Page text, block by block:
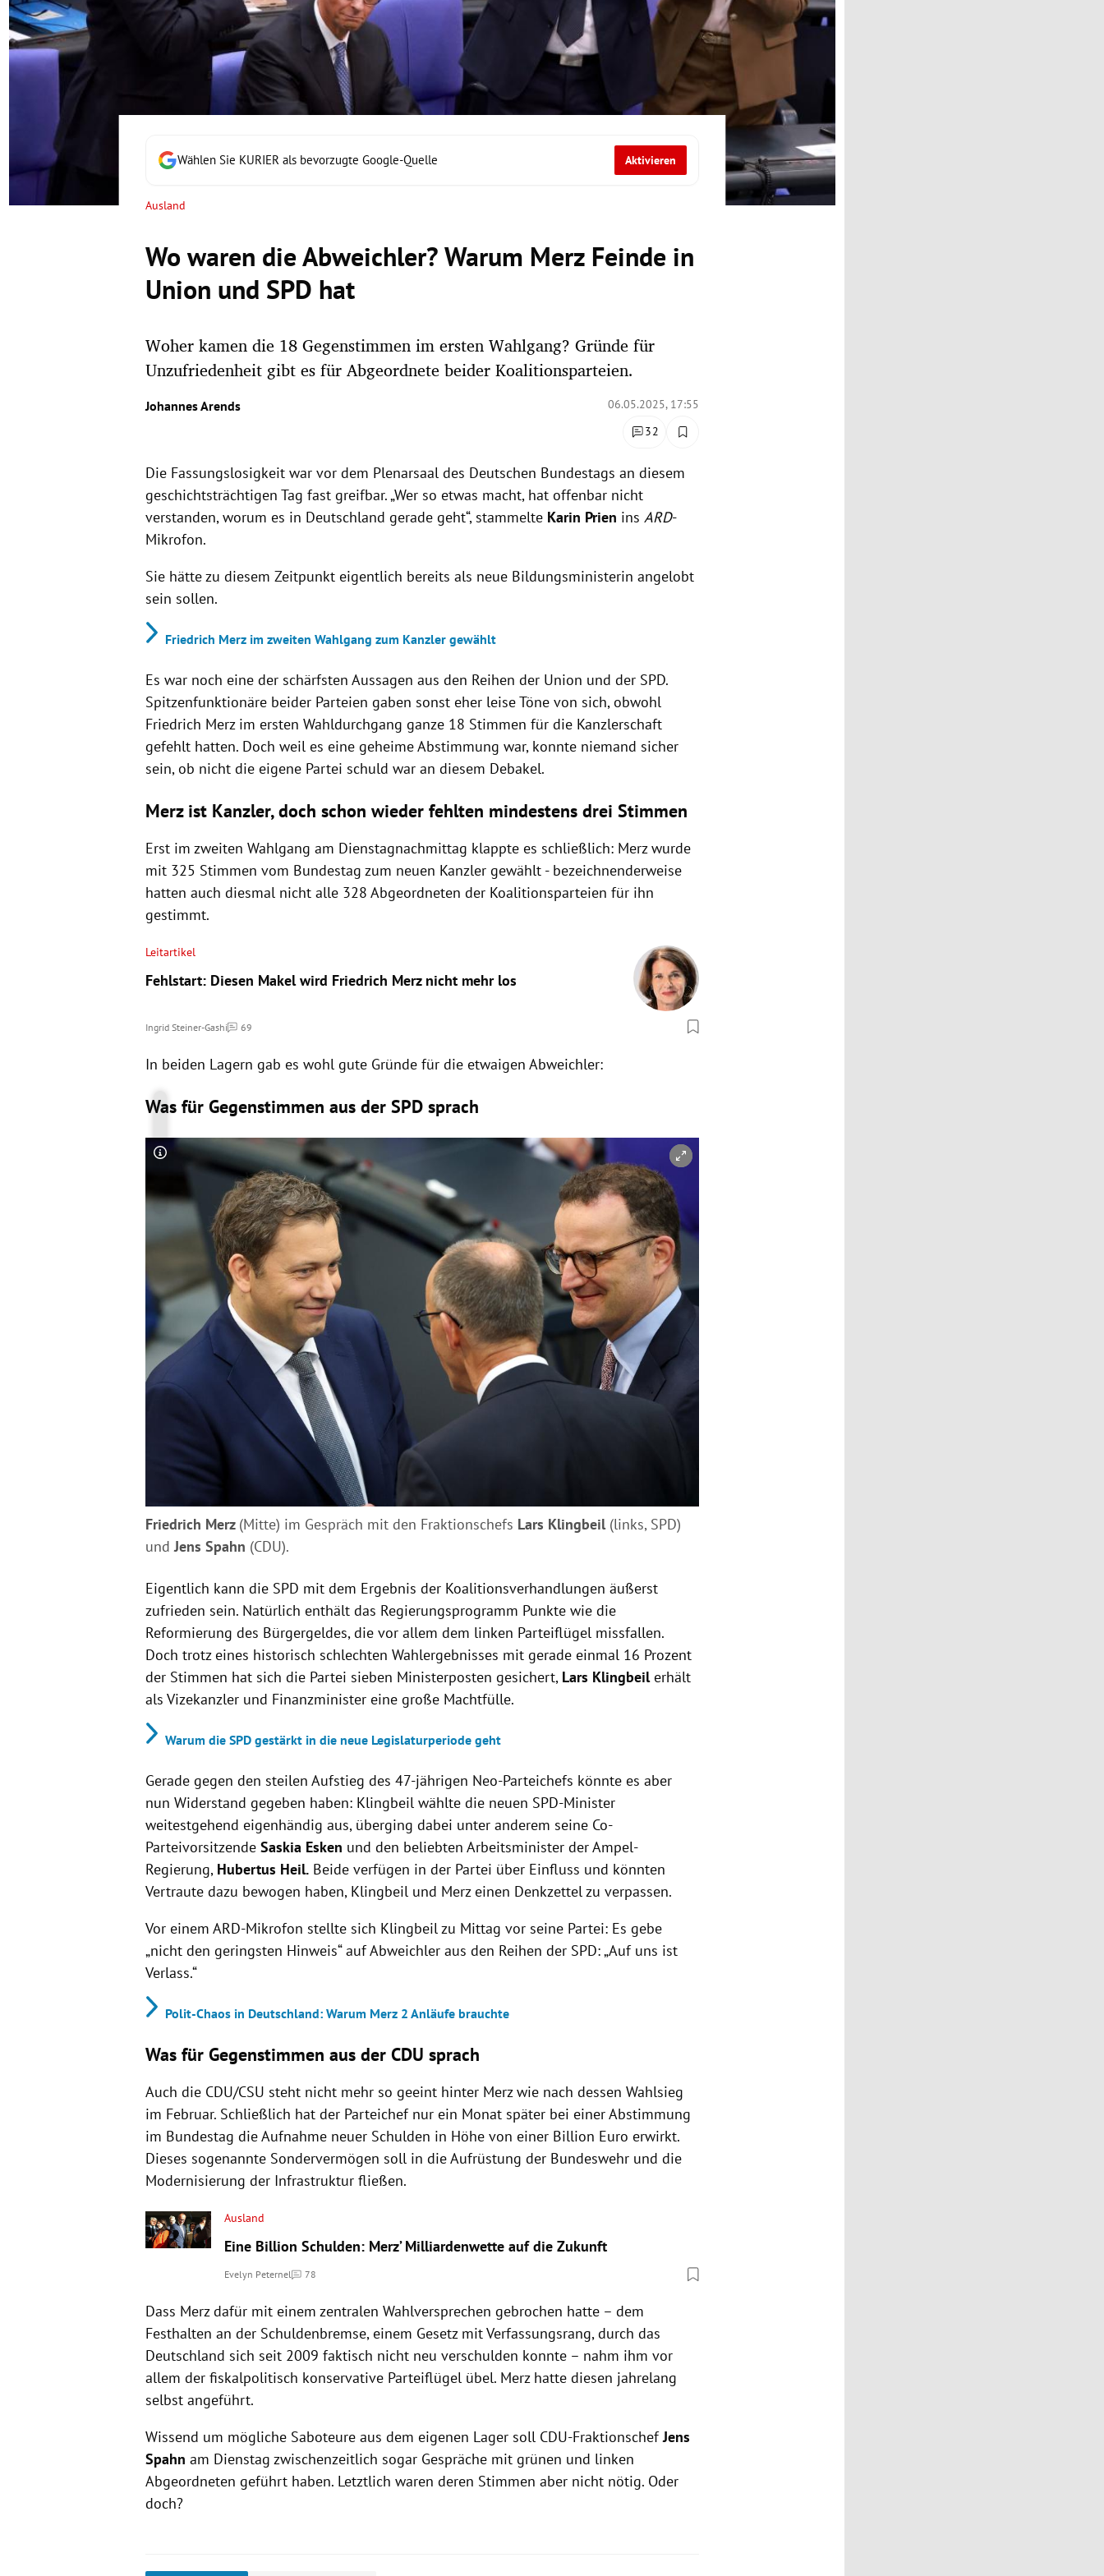
Untermenü
Untermenü
Untermenü
Untermenü
Wählen Sie KURIER als bevorzugte Google-Quelle Aktivieren
Ausland
Wo waren die Abweichler? Warum Merz Feinde in
Union und SPD hat
Woher kamen die 18 Gegenstimmen im ersten Wahlgang? Gründe für
Unzufriedenheit gibt es für Abgeordnete beider Koalitionsparteien.
Johannes Arends
06.05.2025, 17:55
32
Die Fassungslosigkeit war vor dem Plenarsaal des Deutschen Bundestags an diesem
geschichtsträchtigen Tag fast greifbar. „Wer so etwas macht, hat offenbar nicht
verstanden, worum es in Deutschland gerade geht“, stammelte Karin Prien ins ARD-
Mikrofon.
Sie hätte zu diesem Zeitpunkt eigentlich bereits als neue Bildungsministerin angelobt
sein sollen.
Friedrich Merz im zweiten Wahlgang zum Kanzler gewählt
Es war noch eine der schärfsten Aussagen aus den Reihen der Union und der SPD.
Spitzenfunktionäre beider Parteien gaben sonst eher leise Töne von sich, obwohl
Friedrich Merz im ersten Wahldurchgang ganze 18 Stimmen für die Kanzlerschaft
gefehlt hatten. Doch weil es eine geheime Abstimmung war, konnte niemand sicher
sein, ob nicht die eigene Partei schuld war an diesem Debakel.
Merz ist Kanzler, doch schon wieder fehlten mindestens drei Stimmen
Erst im zweiten Wahlgang am Dienstagnachmittag klappte es schließlich: Merz wurde
mit 325 Stimmen vom Bundestag zum neuen Kanzler gewählt - bezeichnenderweise
hatten auch diesmal nicht alle 328 Abgeordneten der Koalitionsparteien für ihn
gestimmt.
Leitartikel
Fehlstart: Diesen Makel wird Friedrich Merz nicht mehr los
Ingrid Steiner-Gashi 69
Kommentare
In beiden Lagern gab es wohl gute Gründe für die etwaigen Abweichler:
Was für Gegenstimmen aus der SPD sprach
Copyright-Hinweis öffnen/schließen
Friedrich Merz (Mitte) im Gespräch mit den Fraktionschefs Lars Klingbeil(links, SPD)
undJens Spahn (CDU).
Eigentlich kann die SPD mit dem Ergebnis der Koalitionsverhandlungen äußerst
zufrieden sein. Natürlich enthält das Regierungsprogramm Punkte wie die
Reformierung des Bürgergeldes, die vor allem dem linken Parteiflügel missfallen.
Doch trotz eines historisch schlechten Wahlergebnisses mit gerade einmal 16 Prozent
der Stimmen hat sich die Partei sieben Ministerposten gesichert, Lars Klingbeilerhält
als Vizekanzler und Finanzminister eine große Machtfülle.
Warum die SPD gestärkt in die neue Legislaturperiode geht
Gerade gegen den steilen Aufstieg des 47-jährigen Neo-Parteichefs könnte es aber
nun Widerstand gegeben haben: Klingbeil wählte die neuen SPD-Minister
weitestgehend eigenhändig aus, überging dabei unter anderem seine Co-
Parteivorsitzende Saskia Esken und den beliebten Arbeitsminister der Ampel-
Regierung, Hubertus Heil.Beide verfügen in der Partei über Einfluss und könnten
Vertraute dazu bewogen haben, Klingbeil und Merz einen Denkzettel zu verpassen.
Vor einem ARD-Mikrofon stellte sich Klingbeil zu Mittag vor seine Partei: Es gebe
„nicht den geringsten Hinweis“ auf Abweichler aus den Reihen der SPD: „Auf uns ist
Verlass.“
Polit-Chaos in Deutschland: Warum Merz 2 Anläufe brauchte
Was für Gegenstimmen aus der CDU sprach
Auch die CDU/CSU steht nicht mehr so geeint hinter Merz wie nach dessen Wahlsieg
im Februar. Schließlich hat der Parteichef nur ein Monat später bei einer Abstimmung
im Bundestag die Aufnahme neuer Schulden in Höhe von einer Billion Euro erwirkt.
Dieses sogenannte Sondervermögen soll in die Aufrüstung der Bundeswehr und die
Modernisierung der Infrastruktur fließen.
Ausland
Eine Billion Schulden: Merz’ Milliardenwette auf die Zukunft
Evelyn Peternel 78
Kommentare
Dass Merz dafür mit einem zentralen Wahlversprechen gebrochen hatte – dem
Festhalten an der Schuldenbremse, einem Gesetz mit Verfassungsrang, durch das
Deutschland sich seit 2009 faktisch nicht neu verschulden konnte – nahm ihm vor
allem der fiskalpolitisch konservative Parteiflügel übel. Merz hatte diesen jahrelang
selbst angeführt.
Wissend um mögliche Saboteure aus dem eigenen Lager soll CDU-FraktionschefJens
Spahn am Dienstag zwischenzeitlich sogar Gespräche mit grünen und linken
Abgeordneten geführt haben. Letztlich waren deren Stimmen aber nicht nötig. Oder
doch?